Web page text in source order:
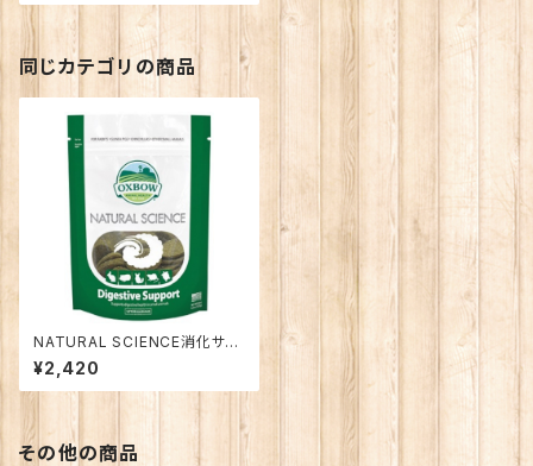
同じカテゴリの商品
NATURAL SCIENCE消化サポ
ート
¥2,420
その他の商品